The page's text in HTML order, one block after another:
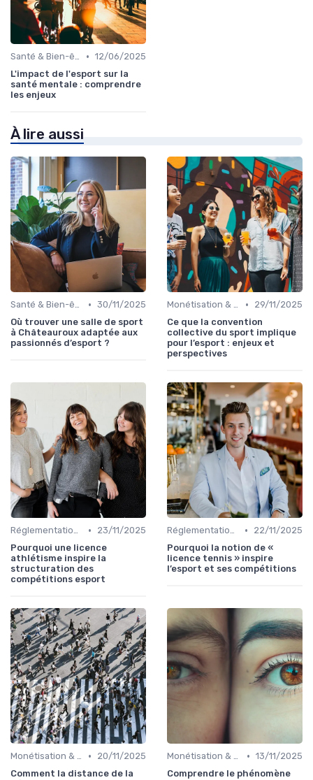
Santé & Bien-être • 12/06/2025
L'impact de l'esport sur la
santé mentale : comprendre
les enjeux
À lire aussi
Santé & Bien-être • 30/11/2025
Où trouver une salle de sport
à Châteauroux adaptée aux
passionnés d’esport ?
Monétisation & Sponsoring •
29/11/2025
Ce que la convention
collective du sport implique
pour l’esport : enjeux et
perspectives
Réglementations & Licences •
23/11/2025
Pourquoi une licence
athlétisme inspire la
structuration des
compétitions esport
Réglementations & Licences •
22/11/2025
Pourquoi la notion de «
licence tennis » inspire
l’esport et ses compétitions
Monétisation & Sponsoring •
20/11/2025
Comment la distance de la
Monétisation & Sponsoring • 13/11/2025
Comprendre le phénomène